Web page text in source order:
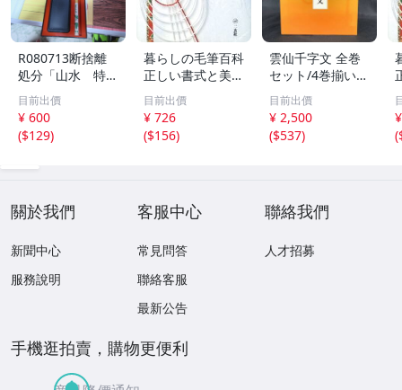
R080713断捨離
処分「山水 特選
書道セット」未使
用品
目前出價
¥ 600
($129)
暮らしの毛筆百科
正しい書式と美し
い作例/石川芳雲
(著者)
目前出價
¥ 726
($156)
雲仙千字文 全巻
セット/4巻揃い
天・地・玄・黄
函入 大型本 BK
1166
目前出價
¥ 2,500
($537)
(
(
關於我們
新聞中心
服務說明
客服中心
常見問答
聯絡客服
最新公告
聯絡我們
人才招募
手機逛拍賣，購物更便利